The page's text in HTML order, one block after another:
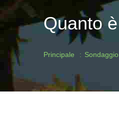
Quanto
Principale Sondaggio